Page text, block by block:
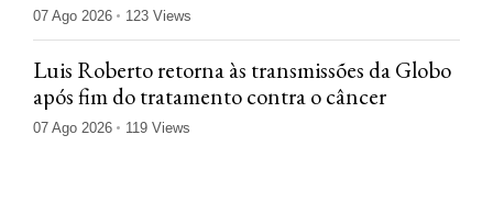
07 Ago 2026 123 Views
Luis Roberto retorna às transmissões da Globo
após fim do tratamento contra o câncer
07 Ago 2026 119 Views